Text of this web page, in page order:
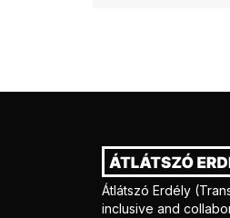
Átlátszó Erdély
inclusive and